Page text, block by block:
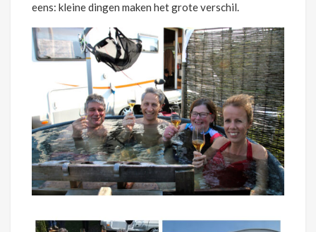
eens: kleine dingen maken het grote verschil.